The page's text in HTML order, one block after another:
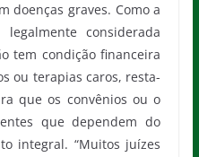
doenças graves. Como a
considerada
tem condição financeira
ou terapias caros, resta-
que os convênios ou o
que dependem do
integral. “Muitos juízes